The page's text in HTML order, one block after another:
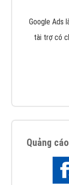
Google Ads
tài trợ có
Quảng